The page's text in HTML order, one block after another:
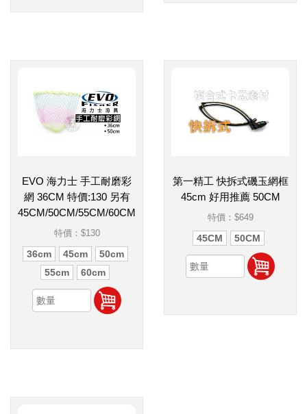
EVO 海力士 手工耐磨彩
網 36CM 特價:130 另有
45CM/50CM/55CM/60CM
特價： $130
36cm 45cm
50cm
55cm
60cm
第一精工 快拆式磯玉網框
45cm 好用推薦 50CM
特價： $649
45CM 50CM